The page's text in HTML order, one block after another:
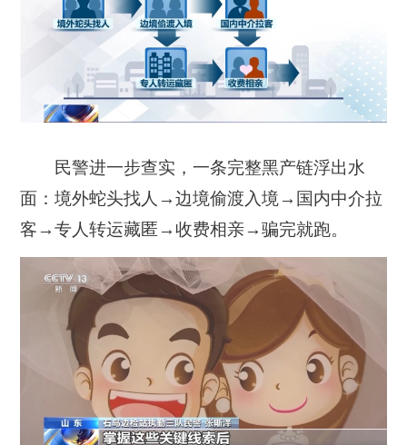
民警进一步查实，一条完整黑产链浮出水
面：境外蛇头找人→边境偷渡入境→国内中介拉
客→专人转运藏匿→收费相亲→骗完就跑。